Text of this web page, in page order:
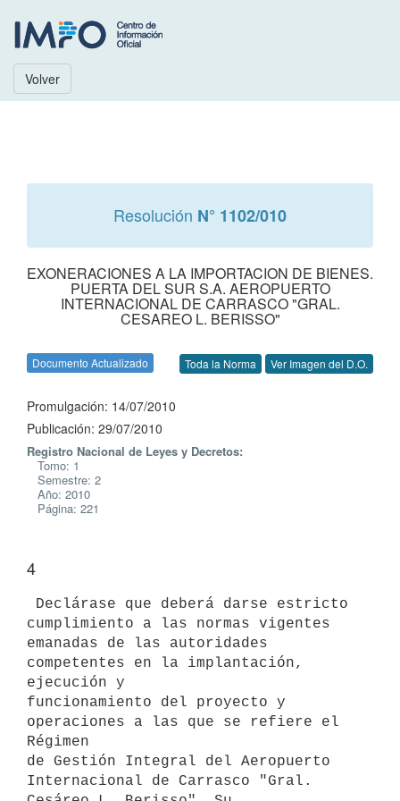
Volver
Resolución N° 1102/010
EXONERACIONES A LA IMPORTACION DE BIENES.
PUERTA DEL SUR S.A. AEROPUERTO
INTERNACIONAL DE CARRASCO "GRAL.
CESAREO L. BERISSO"
Documento Actualizado Toda la Norma Ver Imagen del D.O.
Promulgación: 14/07/2010
Publicación: 29/07/2010
Registro Nacional de Leyes y Decretos:
Tomo: 1
Semestre: 2
Año: 2010
Página: 221
4
cumplimiento a las normas vigentes
emanadas de las autoridades
competentes en la implantación,
ejecución y
funcionamiento del proyecto y
operaciones a las que se refiere el
Régimen
de Gestión Integral del Aeropuerto
Internacional de Carrasco "Gral.